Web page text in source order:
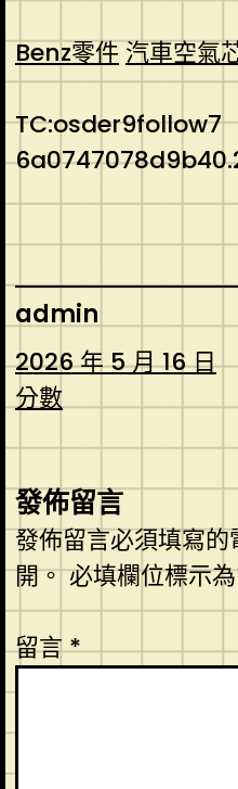
Benz零件汽車空氣
TC:osder9follow7
admin
2026 年 5 月 16 日
分數
發佈留言
發佈留言必須填寫
開。必填欄位標示
留言*